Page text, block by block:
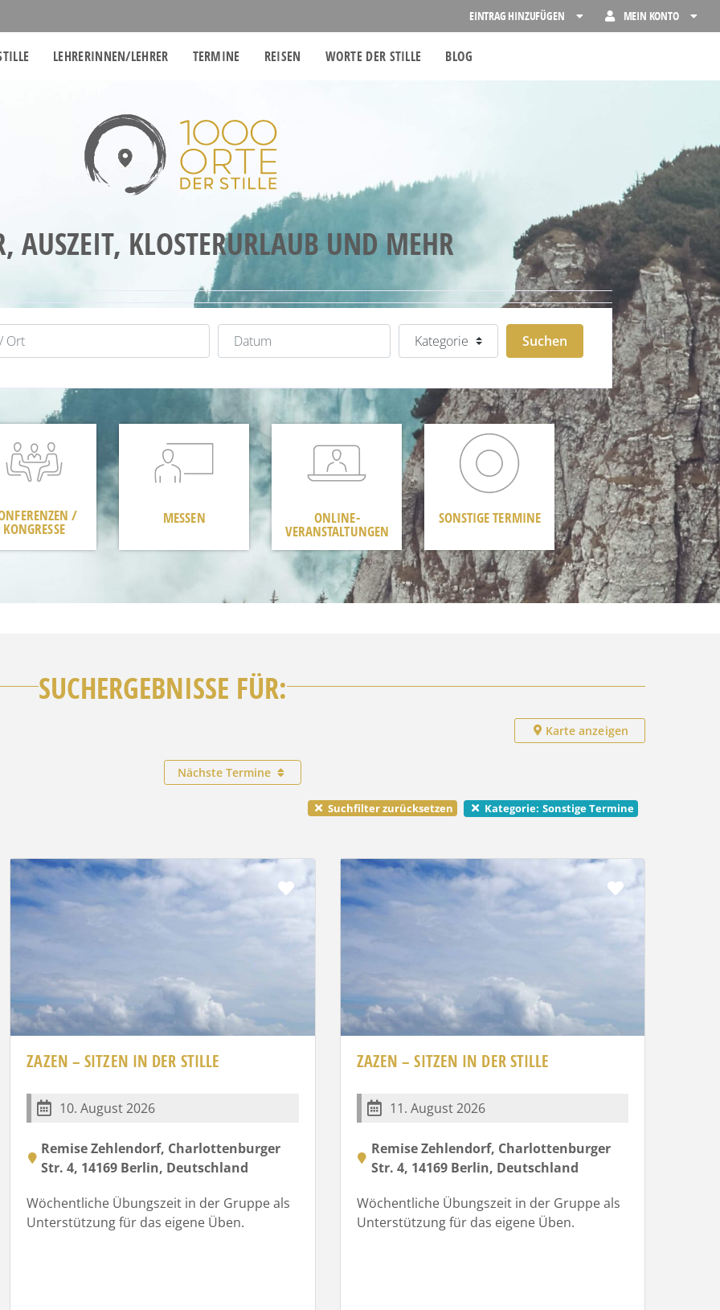
EINTRAG HINZUFÜGEN MEIN KONTO
LEHRERINNEN/LEHRER TERMINE REISEN WORTE DER STILLE BLOG
AUSZEIT, KLOSTERURLAUB UND MEHR
Datum Kategorie
SuchenSuchen
/
KONGRESSE
MESSEN ONLINE-
VERANSTALTUNGEN
SONSTIGE TERMINE
SUCHERGEBNISSE FÜR:
Karte anzeigen
Nächste Termine
Suchfilter zurücksetzen Kategorie: Sonstige Termine
Favorit
ZAZEN – SITZEN IN DER STILLE
10. August 2026
Remise Zehlendorf, Charlottenburger
Str. 4, 14169 Berlin, Deutschland
Wöchentliche Übungszeit in der Gruppe als
Unterstützung für das eigene Üben.
Favorit
ZAZEN – SITZEN IN DER STILLE
11. August 2026
Remise Zehlendorf, Charlottenburger
Str. 4, 14169 Berlin, Deutschland
Wöchentliche Übungszeit in der Gruppe als
Unterstützung für das eigene Üben.